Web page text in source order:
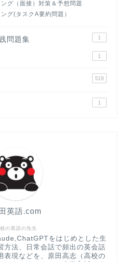
グ（面接）対策＆予想問題
グ(タスクA要約問題）
問題集 1
1
519
1
の英語の先生
英語.com
をはじめとした生
方法、日常会話で頻出の英会話
表現などを、原田高志（高校の
大学入試英語対策講座
言・格言・カッコい
＆素敵な英文フレー
CONTACT